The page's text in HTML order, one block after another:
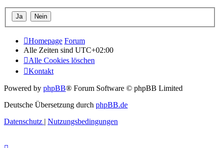
Homepage Forum
Alle Zeiten sind UTC+02:00
Alle Cookies löschen
Kontakt
Powered by phpBB® Forum Software © phpBB Limited
Deutsche Übersetzung durch phpBB.de
Datenschutz | Nutzungsbedingungen